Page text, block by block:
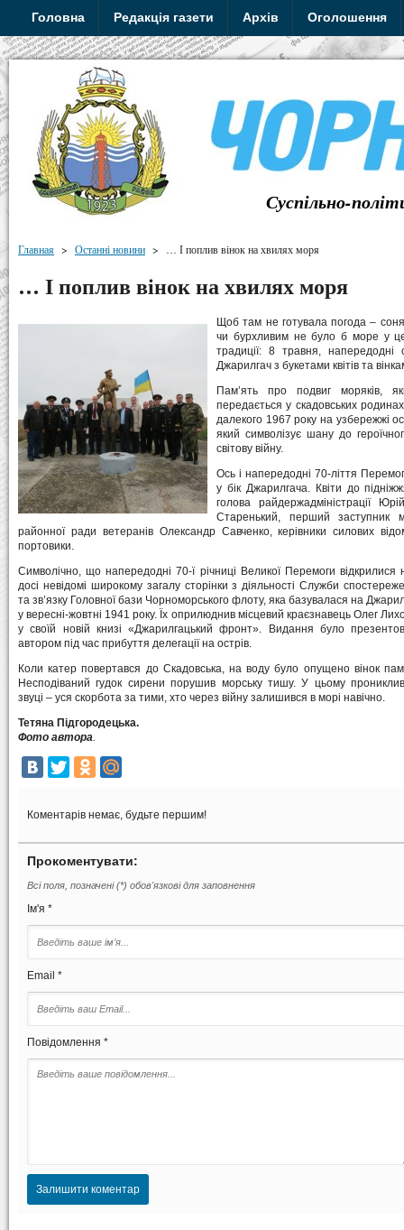
Головна Редакція газети Архів Оголошення
Суспільно-
Главная > Останні новини > … І поплив вінок на хвилях моря
… І поплив вінок на хвилях моря
Щоб там не готувала погода –
чи бурхливим не було б море у
традиції: 8 травня,
Джарилгач з букетами квітів та
Пам’ять про подвиг моряків,
передається у скадовських
далекого 1967 року на узбережжі
який символізує шану до
світову війну.
Ось і напередодні 70-ліття
у бік Джарилгача. Квіти до
голова райдержадміністрації
Старенький, перший заступник
районної ради ветеранів Олександр Савченко, керівники силових
портовики.
Символічно, що напередодні 70-ї річниці Великої Перемоги відкрилися
досі невідомі широкому загалу сторінки з діяльності Служби
та зв’язку Головної бази Чорноморського флоту, яка базувалася на
у вересні-жовтні 1941 року. Їх оприлюднив місцевий краєзнавець Олег
у своїй новій книзі «Джарилгацький фронт». Видання було
автором під час прибуття делегації на острів.
Коли катер повертався до Скадовська, на воду було опущено вінок
Несподіваний гудок сирени порушив морську тишу. У цьому
звуці – уся скорбота за тими, хто через війну залишився в морі навічно.
Тетяна Підгородецька.
Фото автора.
Коментарів немає, будьте першим!
Прокоментувати:
Всі поля, позначені (*) обов'язкові для заповнення
Ім'я *
Email *
Повідомлення *